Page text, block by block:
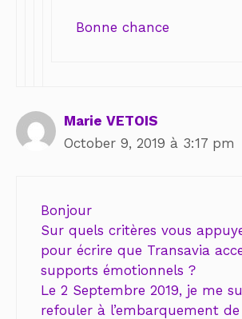
Bonne chance
Marie VETOIS
October 9, 2019 à 3:17 pm
Bonjour
Sur quels critères vous
pour écrire que Transavia
supports émotionnels ?
Le 2 Septembre 2019, je me
refouler à l’embarquement